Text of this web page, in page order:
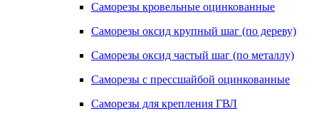
Саморезы кровельные оцинкованные
Саморезы оксид крупный шаг (по дереву)
Саморезы оксид частый шаг (по металлу)
Саморезы с прессшайбой оцинкованные
Саморезы для крепления ГВЛ